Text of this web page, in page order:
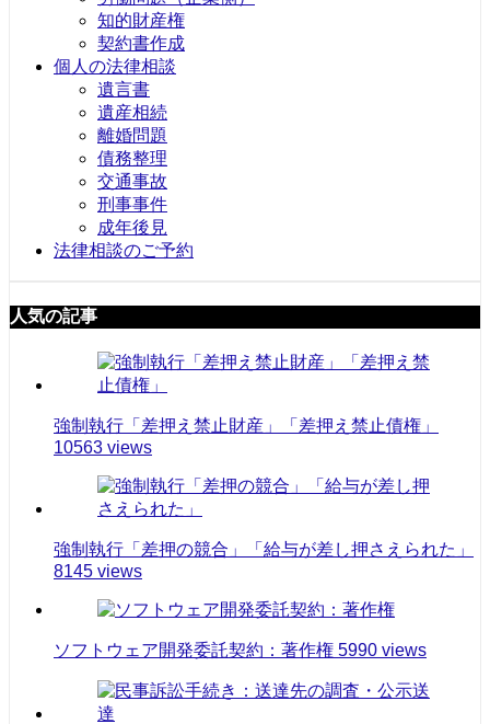
知的財産権
契約書作成
個人の法律相談
遺言書
遺産相続
離婚問題
債務整理
交通事故
刑事事件
成年後見
法律相談のご予約
人気の記事
強制執行「差押え禁止財産」「差押え禁止債権」
10563 views
強制執行「差押の競合」「給与が差し押さえられた」
8145 views
ソフトウェア開発委託契約：著作権 5990 views